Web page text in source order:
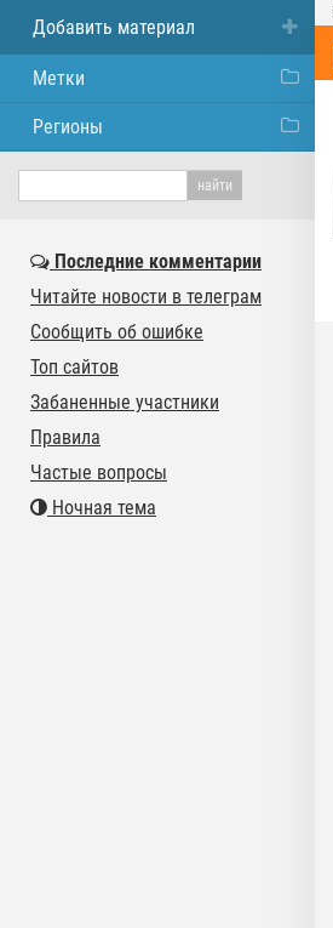
Добавить материал
Метки
Регионы
Последние комментарии
Читайте новости в телеграм
Сообщить об ошибке
Топ сайтов
Забаненные участники
Правила
Частые вопросы
Ночная тема